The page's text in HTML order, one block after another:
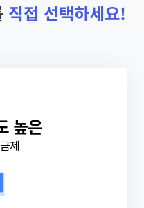
직접 선택하세요!
높은
제